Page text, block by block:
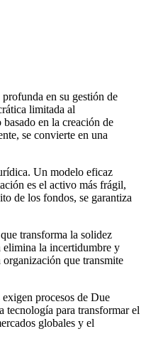
en su gestión de
limitada al
en la creación de
se convierte en una
Un modelo eficaz
es el activo más frágil,
de los fondos, se garantiza
transforma la solidez
elimina la incertidumbre y
que transmite
procesos de Due
tecnología para transformar el
globales y el